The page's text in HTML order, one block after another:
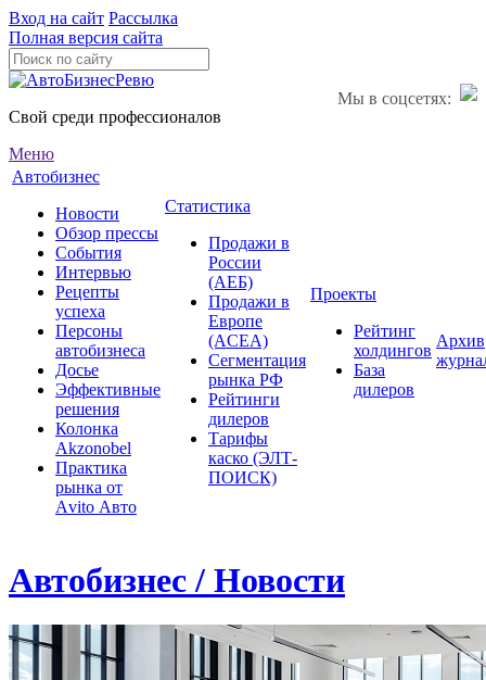
Вход на сайт Рассылка
Полная версия сайта
Мы в соцсетях:
Свой среди профессионалов
Меню
Автобизнес
Новости
Обзор прессы
События
Интервью
Рецепты
успеха
Персоны
автобизнеса
Досье
Эффективные
решения
Колонка
Akzonobel
Практика
рынка от
Аvito Авто
Статистика
Продажи в
России
(АЕБ)
Продажи в
Европе
(ACEA)
Сегментация
рынка РФ
Рейтинги
дилеров
Тарифы
каско (ЭЛТ-
ПОИСК)
Проекты
Рейтинг
холдингов
База
дилеров
Архив
Автобизнес / Новости